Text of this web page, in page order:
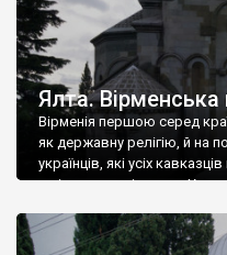
Ялта. Вірменська
Вірменія першою серед
як державну релігію, й на
українців, які усіх
є відданими вірянами